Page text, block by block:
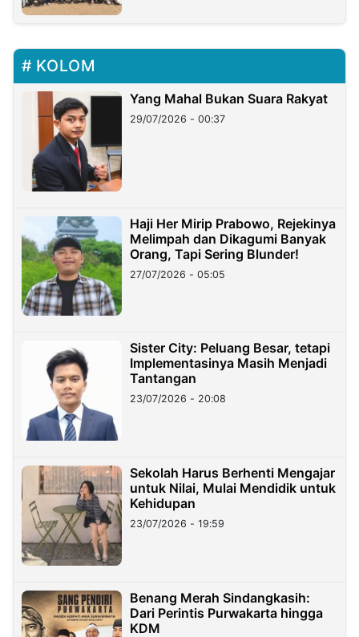
KOLOM
Yang Mahal Bukan Suara Rakyat
29/07/2026 - 00:37
Haji Her Mirip Prabowo, Rejekinya
Melimpah dan Dikagumi Banyak
Orang, Tapi Sering Blunder!
27/07/2026 - 05:05
Sister City: Peluang Besar, tetapi
Implementasinya Masih Menjadi
Tantangan
23/07/2026 - 20:08
Sekolah Harus Berhenti Mengajar
untuk Nilai, Mulai Mendidik untuk
Kehidupan
23/07/2026 - 19:59
Benang Merah Sindangkasih:
Dari Perintis Purwakarta hingga
KDM